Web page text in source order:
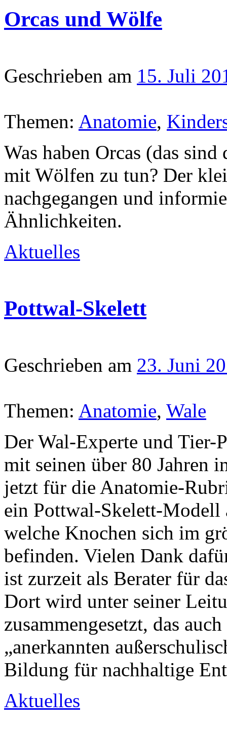
Orcas und Wölfe
Geschrieben am 15. Juli
Themen: Anatomie,
Was haben Orcas (das
mit Wölfen zu tun? Der
nachgegangen und
Ähnlichkeiten.
Aktuelles
Pottwal-Skelett
Geschrieben am 23. Juni
Themen: Anatomie, Wale
Der Wal-Experte und Tier-
mit seinen über 80 Jahren
jetzt für die Anatomie-
ein Pottwal-Skelett-Modell
welche Knochen sich im
befinden. Vielen Dank
ist zurzeit als Berater für
Dort wird unter seiner
zusammengesetzt, das
„anerkannten
Bildung für nachhaltige
Aktuelles